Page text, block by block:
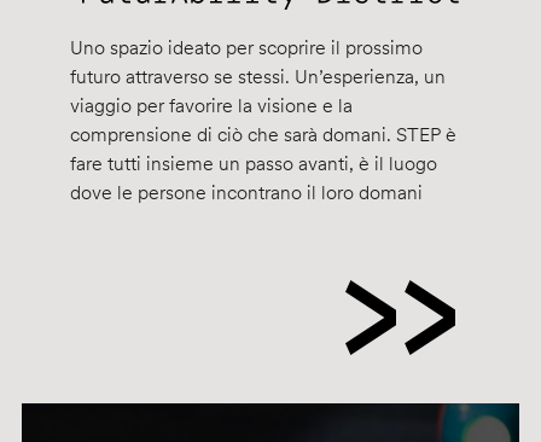
Uno spazio ideato per scoprire il prossimo
futuro attraverso se stessi. Un’esperienza, un
viaggio per favorire la visione e la
comprensione di ciò che sarà domani. STEP è
fare tutti insieme un passo avanti, è il luogo
dove le persone incontrano il loro domani